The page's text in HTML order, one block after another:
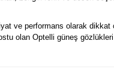
ve performans olarak
olan Optelli güneş